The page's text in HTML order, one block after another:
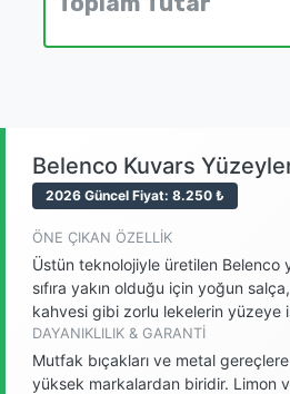
Belenco Kuvars
2026 Güncel Fiyat: 8.250 ₺
ÖNE ÇIKAN ÖZELLIK
Üstün teknolojiyle üretilen Belenco
sıfıra yakın olduğu için yoğun
kahvesi gibi zorlu lekelerin yüzeye
DAYANIKLILIK & GARANTI
Mutfak bıçakları ve metal
yüksek markalardan biridir. Limon